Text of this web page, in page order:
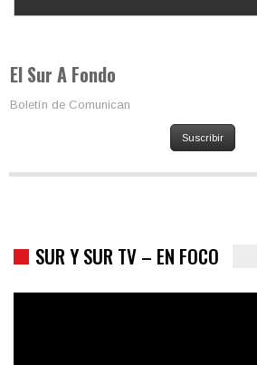
Los latinos le van dando la espalda a
El Sur A Fondo
Suscribir
SUR Y SUR TV – EN FOCO